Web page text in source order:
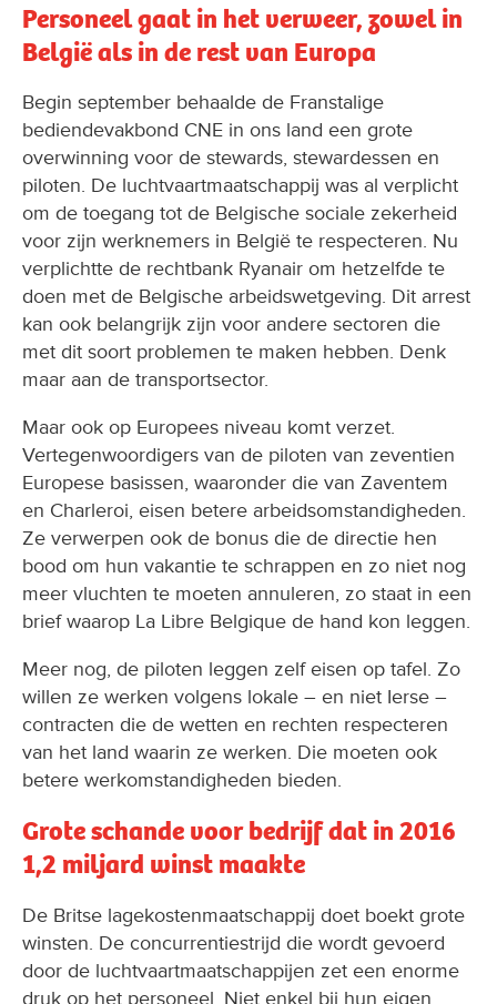
Personeel gaat in het verweer, zowel in
België als in de rest van Europa
Begin september behaalde de Franstalige
bediendevakbond CNE in ons land een grote
overwinning voor de stewards, stewardessen en
piloten. De luchtvaartmaatschappij was al verplicht
om de toegang tot de Belgische sociale zekerheid
voor zijn werknemers in België te respecteren. Nu
verplichtte de rechtbank Ryanair om hetzelfde te
doen met de Belgische arbeidswetgeving. Dit arrest
kan ook belangrijk zijn voor andere sectoren die
met dit soort problemen te maken hebben. Denk
maar aan de transportsector.
Maar ook op Europees niveau komt verzet.
Vertegenwoordigers van de piloten van zeventien
Europese basissen, waaronder die van Zaventem
en Charleroi, eisen betere arbeidsomstandigheden.
Ze verwerpen ook de bonus die de directie hen
bood om hun vakantie te schrappen en zo niet nog
meer vluchten te moeten annuleren, zo staat in een
brief waarop La Libre Belgique de hand kon leggen.
Meer nog, de piloten leggen zelf eisen op tafel. Zo
willen ze werken volgens lokale – en niet Ierse –
contracten die de wetten en rechten respecteren
van het land waarin ze werken. Die moeten ook
betere werkomstandigheden bieden.
Grote schande voor bedrijf dat in 2016
1,2 miljard winst maakte
De Britse lagekostenmaatschappij doet boekt grote
winsten. De concurrentiestrijd die wordt gevoerd
door de luchtvaartmaatschappijen zet een enorme
druk op het personeel. Niet enkel bij hun eigen